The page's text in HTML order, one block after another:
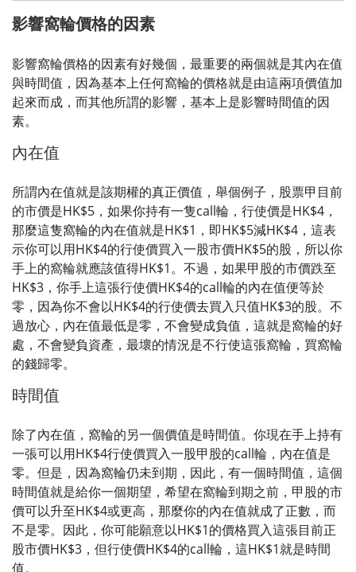
影響窩輪價格的因素
影響窩輪價格的因素有好幾個，最重要的兩個就是其內在值
與時間值，因為基本上任何窩輪的價格就是由這兩項價值加
起來而成，而其他所謂的影響，基本上是影響時間值的因
素。
內在值
所謂內在值就是該期權的真正價值，舉個例子，股票甲目前
的市價是HK$5，如果你持有一隻call輪，行使價是HK$4，
那麼這隻窩輪的內在值就是HK$1，即HK$5減HK$4，這表
示你可以用HK$4的行使價買入一股市價HK$5的股，所以你
手上的窩輪就應該值得HK$1。不過，如果甲股的市價跌至
HK$3，你手上這張行使價HK$4的call輪的內在值便等於
零，因為你不會以HK$4的行使價去買入只值HK$3的股。不
過放心，內在值最低是零，不會變成負值，這就是窩輪的好
處，不會變負資產，最壞的情況是不行使這張窩輪，買窩輪
的錢歸零。
時間值
除了內在值，窩輪的另一個價值是時間值。你現在手上持有
一張可以用HK$4行使價買入一股甲股的call輪，內在值是
零。但是，因為窩輪仍未到期，因此，有一個時間值，這個
時間值就是給你一個期望，希望在窩輪到期之前，甲股的市
價可以升至HK$4或更高，那麼你的內在值就成了正數，而
不是零。因此，你可能願意以HK$1的價格買入這張目前正
股市價HK$3，但行使價HK$4的call輪，這HK$1就是時間
值。